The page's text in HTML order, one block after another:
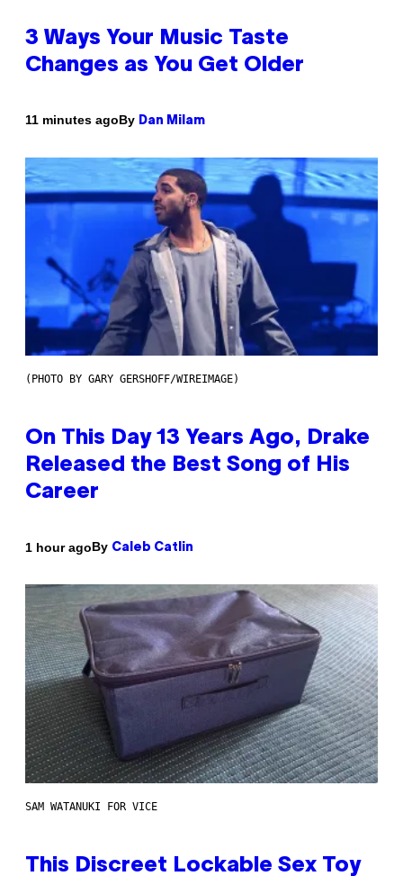
3 Ways Your Music Taste
Changes as You Get Older
11 minutes agoBy Dan Milam
(PHOTO BY GARY GERSHOFF/WIREIMAGE)
On This Day 13 Years Ago, Drake
Released the Best Song of His
Career
1 hour agoBy Caleb Catlin
SAM WATANUKI FOR VICE
This Discreet Lockable Sex Toy